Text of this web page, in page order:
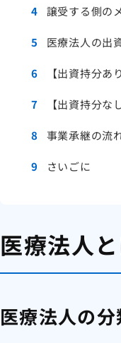
4 譲受する側の
5 医療法人の出
6 【出資持分あ
7 【出資持分な
8 事業承継の流
9 さいごに
医療法人
医療法人の分